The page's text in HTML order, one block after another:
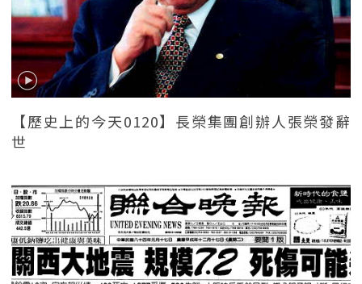
【歷史上的今天0120】長榮集團創辦人張榮發辭
世